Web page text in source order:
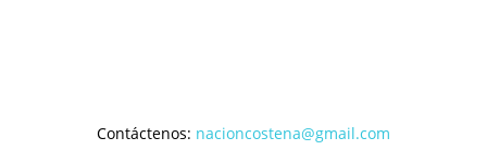
Contáctenos: nacioncostena@gmail.com